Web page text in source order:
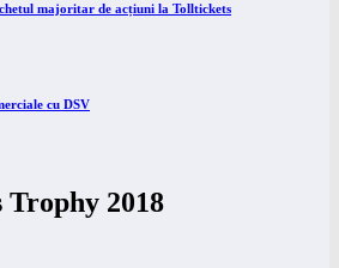
majoritar de acțiuni la Tolltickets
cu DSV
Trophy 2018